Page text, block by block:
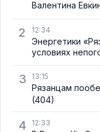
Валентина
2 12:34
Энергетики
условиях
3 13:15
Рязанцам
(404)
4 12:33